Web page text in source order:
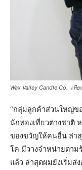
Wax Valley Candle Co. เที
“กลุ่มลูกค้าส่วนใหญ่ข
นักท่องเที่ยวต่างชาติ
ของขวัญให้คนอื่น ล่า
โค มีวางจำหน่ายตาม
แล้ว ล่าสุดผมยังเริ่มส่